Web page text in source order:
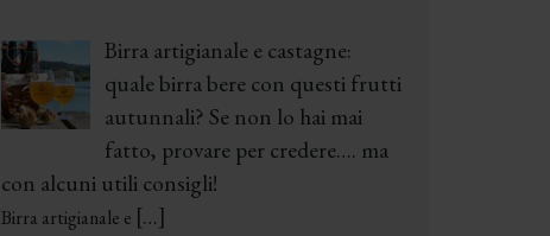
Birra artigianale e castagne:
quale birra bere con questi frutti
autunnali? Se non lo hai mai
fatto, provare per credere…. ma
con alcuni utili consigli!
Birra artigianale e […]